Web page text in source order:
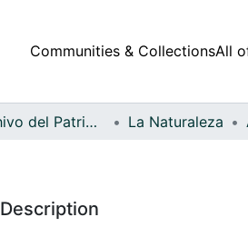
Communities & CollectionsAll
Fondo Archivo del Patrimonio Fotográfico y Fílmico del Valle del Cauca La Naturaleza
Description